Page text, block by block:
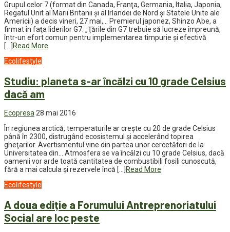
Grupul celor 7 (format din Canada, Franţa, Germania, Italia, Japonia,
Regatul Unit al Marii Britanii şi al Irlandei de Nord şi Statele Unite ale
Americii) a decis vineri, 27 mai,… Premierul japonez, Shinzo Abe, a
firmat în faţa liderilor G7: „Ţările din G7 trebuie să lucreze împreună,
într-un efort comun pentru implementarea timpurie şi efectivă
[…] Read More
Ecolifestyle
Studiu: planeta s-ar încălzi cu 10 grade Celsius
dacă am
Ecopresa28 mai 2016
În regiunea arctică, temperaturile ar creşte cu 20 de grade Celsius
până în 2300, distrugând ecosistemul şi accelerând topirea
gheţarilor. Avertismentul vine din partea unor cercetători de la
Universitatea din… Atmosfera se va încălzi cu 10 grade Celsius, dacă
oamenii vor arde toată cantitatea de combustibili fosili cunoscută,
fără a mai calcula şi rezervele încă […] Read More
Ecolifestyle
A doua ediție a Forumului Antreprenoriatului
Social are loc peste